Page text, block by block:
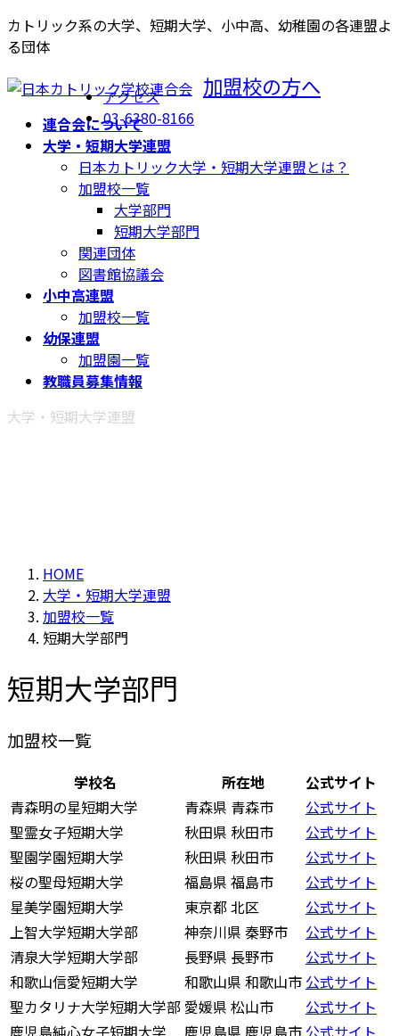
コ
ン
ン
ナ
ビ
ー
カトリック系の大学、短期大学、小中高、幼稚園の各連盟よ
る団体
アクセス
03-6380-8166
加盟校の方へ
連合会について
大学・短期大学連盟
日本カトリック大学・短期大学連盟とは？
加盟校一覧
大学部門
短期大学部門
関連団体
図書館協議会
小中高連盟
加盟校一覧
幼保連盟
加盟園一覧
教職員募集情報
大学・短期大学連盟
HOME
大学・短期大学連盟
加盟校一覧
短期大学部門
短期大学部門
加盟校一覧
学校名 所在地
公式サイト
青森明の星短期大学
青森県 青森市
公式サイト
聖霊女子短期大学
秋田県 秋田市
公式サイト
聖園学園短期大学
秋田県 秋田市
公式サイト
桜の聖母短期大学
福島県 福島市
公式サイト
星美学園短期大学
東京都 北区
公式サイト
上智大学短期大学部
神奈川県 秦野市
公式サイト
清泉大学短期大学部
長野県 長野市
公式サイト
和歌山信愛短期大学
和歌山県 和歌山市 公式サイト
聖カタリナ大学短期大学部 愛媛県 松山市
公式サイト
鹿児島純心女子短期大学
鹿児島県 鹿児島市 公式サイト